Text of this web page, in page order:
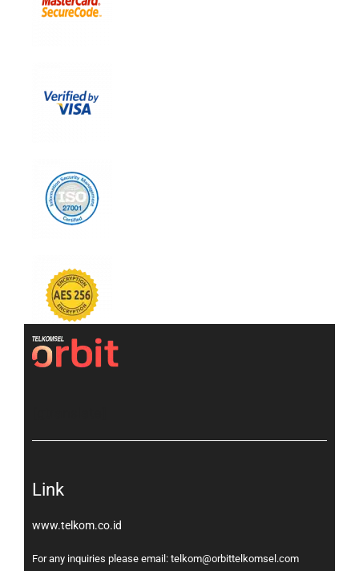
Link
www.telkom.co.id
For any inquiries please email: telkom@orbittelkomsel.com